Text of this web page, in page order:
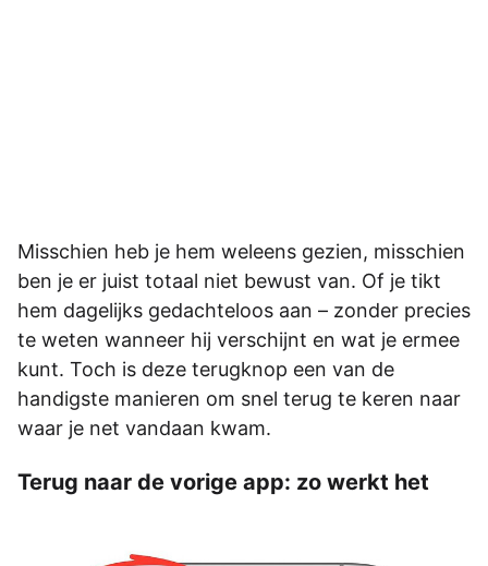
Misschien heb je hem weleens gezien, misschien
ben je er juist totaal niet bewust van. Of je tikt
hem dagelijks gedachteloos aan – zonder precies
te weten wanneer hij verschijnt en wat je ermee
kunt. Toch is deze terugknop een van de
handigste manieren om snel terug te keren naar
waar je net vandaan kwam.
Terug naar de vorige app: zo werkt het